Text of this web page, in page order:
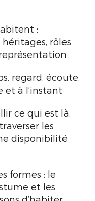
:
rôles
regard, écoute,
et à l’instant
ce qui est là,
les
disponibilité
formes : le
et les